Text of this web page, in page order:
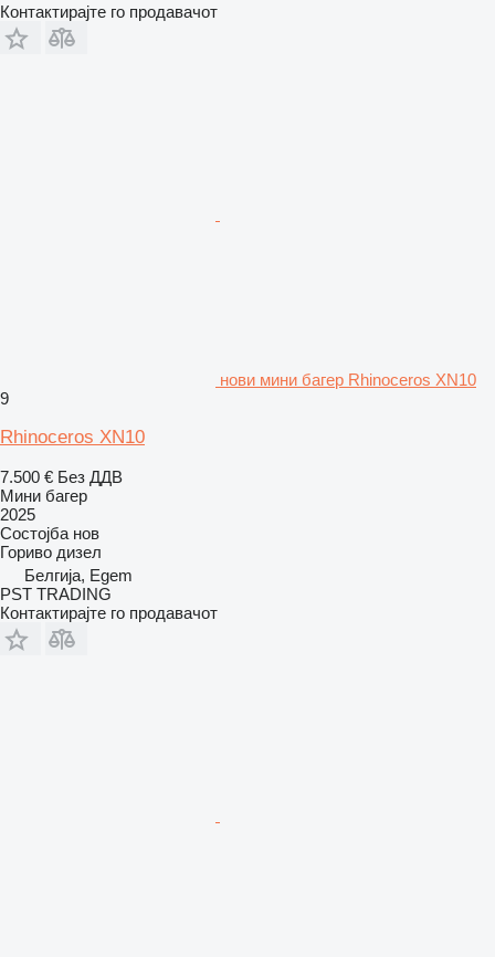
Контактирајте го продавачот
нови мини багер Rhinoceros XN10
9
Rhinoceros XN10
7.500 € Без ДДВ
Мини багер
2025
Состојба нов
Гориво дизел
Белгија, Egem
PST TRADING
Контактирајте го продавачот